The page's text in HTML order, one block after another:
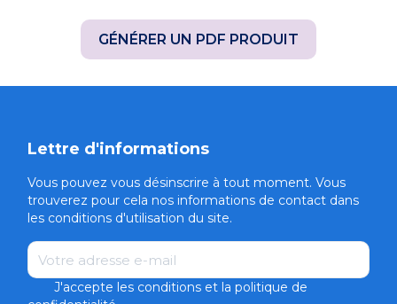
GÉNÉRER UN PDF PRODUIT
Lettre d'informations
Vous pouvez vous désinscrire à tout moment. Vous
trouverez pour cela nos informations de contact dans
les conditions d'utilisation du site.
Email
J'accepte les conditions et la politique de